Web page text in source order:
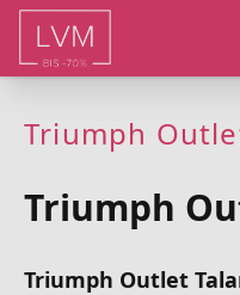
Triumph
Triumph
Triumph Outlet